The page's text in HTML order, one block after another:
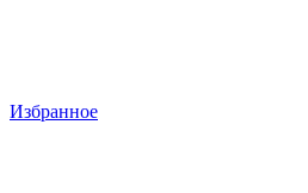
Избранное